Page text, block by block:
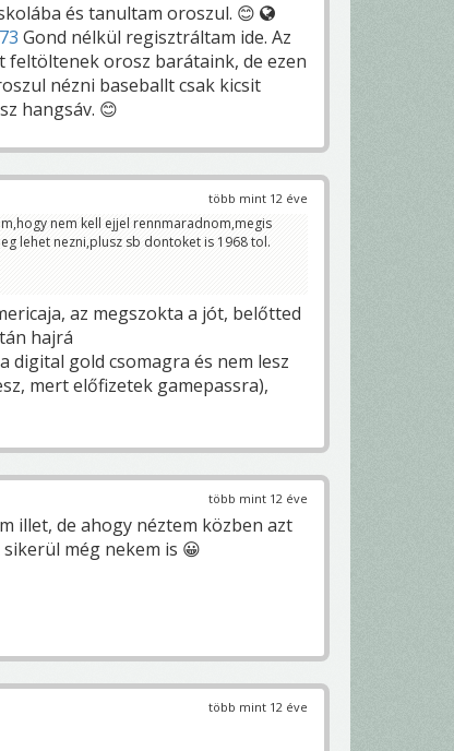
és tanultam oroszul. 😊
Gond nélkül regisztráltam ide. Az
feltöltenek orosz barátaink, de ezen
nézni baseballt csak kicsit
hangsáv. 😊
több mint 12 éve
nem kell ejjel rennmaradnom,megis
lehet nezni,plusz sb dontoket is 1968 tol.
az megszokta a jót, belőtted
hajrá
digital gold csomagra és nem lesz
mert előfizetek gamepassra),
több mint 12 éve
illet, de ahogy néztem közben azt
még nekem is 😀
több mint 12 éve